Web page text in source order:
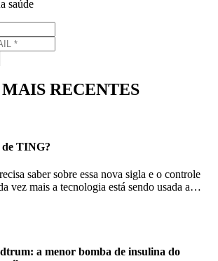
saúde
RECENTES
TING?
saber sobre essa nova sigla e o controle
vez mais a tecnologia está sendo usada a…
a menor bomba de insulina do